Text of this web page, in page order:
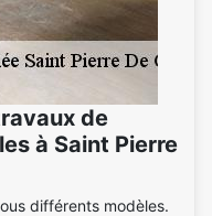
de
à Saint Pierre
différents modèles.